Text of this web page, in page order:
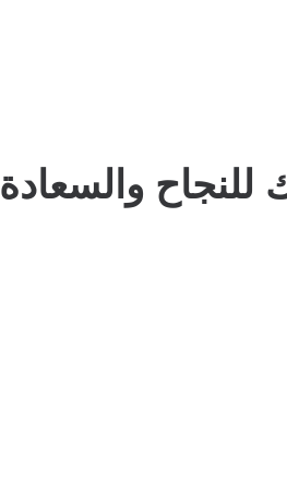
والسعادة